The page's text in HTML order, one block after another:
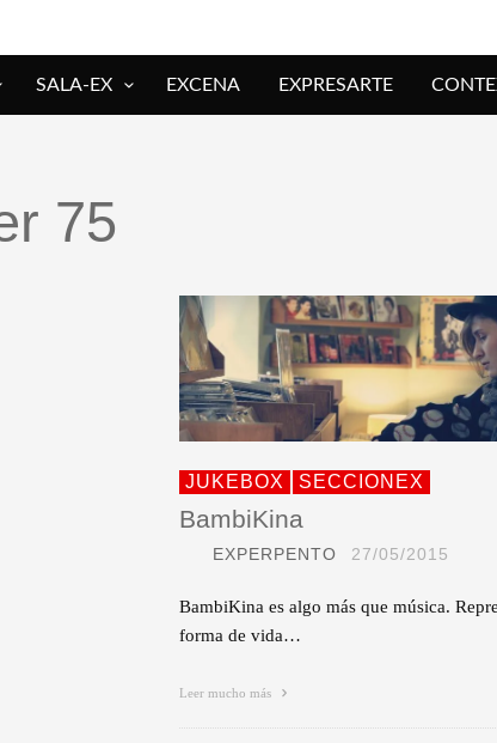
SALA-EX EXCENA EXPRESARTE
75
JUKEBOX SECCIONEX
BambiKina
EXPERPENTO 27/05/2015
BambiKina es algo más que música.
forma de vida…
Leer mucho más